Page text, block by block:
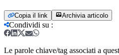
Copia il link Archivia articolo
Condividi su :
Le parole chiave/tag associati a